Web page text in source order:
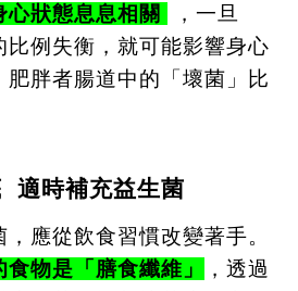
心狀態息息相關
，一旦
比例失衡，就可能影響身心
肥胖者腸道中的「壞菌」比
適時補充益生菌
應從飲食習慣改變著手。
物是「膳食纖維」
，透過